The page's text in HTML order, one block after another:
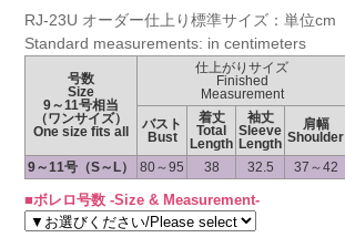
RJ-23U オーダー仕上り標準サイズ：単位cm
Standard measurements: in centimeters
号数
Size
9～11号相当
（ワンサイズ）
One size fits all
仕上がりサイズ
Finished
Measurement
バスト
Bust
着丈
Total
Length
袖丈
Sleeve
Length
肩幅
Shoulder
9～11号（S～L）
80～95 38 32.5 37～42
■ボレロ号数 -Size & Measurement-